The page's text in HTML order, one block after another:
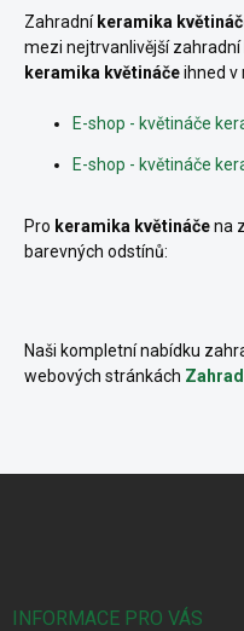
Zahradníkeramika
mezi nejtrvanlivější
keramika květináčeihned v
E-shop - květináče
E-shop - květináče
Pro keramika květináčena
barevných odstínů:
Naši kompletní nabídku
webových stránkách
INFORMACE PRO VÁS